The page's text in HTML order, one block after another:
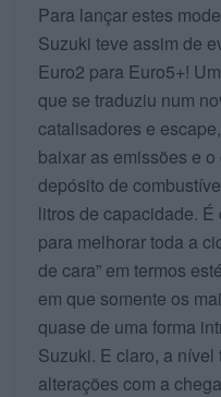
Para lançar estes
Suzuki teve assim de
Euro2 para Euro5+!
que se traduziu num
catalisadores e
baixar as emissões e
depósito de
litros de capacidade.
para melhorar toda a
de cara” em termos
em que somente os
quase de uma forma
Suzuki. E claro, a
alterações com a